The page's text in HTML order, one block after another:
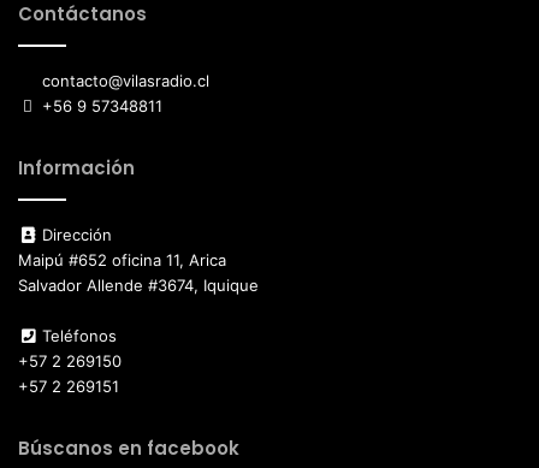
Contáctanos
contacto@vilasradio.cl
+56 9 57348811
Información
Dirección
Maipú #652 oficina 11, Arica
Salvador Allende #3674, Iquique
Teléfonos
+57 2 269150
+57 2 269151
Búscanos en facebook